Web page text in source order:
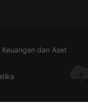
dan Aset